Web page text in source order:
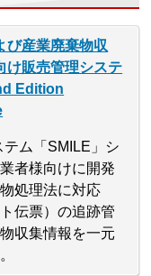
び産業廃棄物収
け販売管理システ
Edition
テム「SMILE」シ
者様向けに開発
処理法に対応
伝票）の追跡管
収集情報を一元